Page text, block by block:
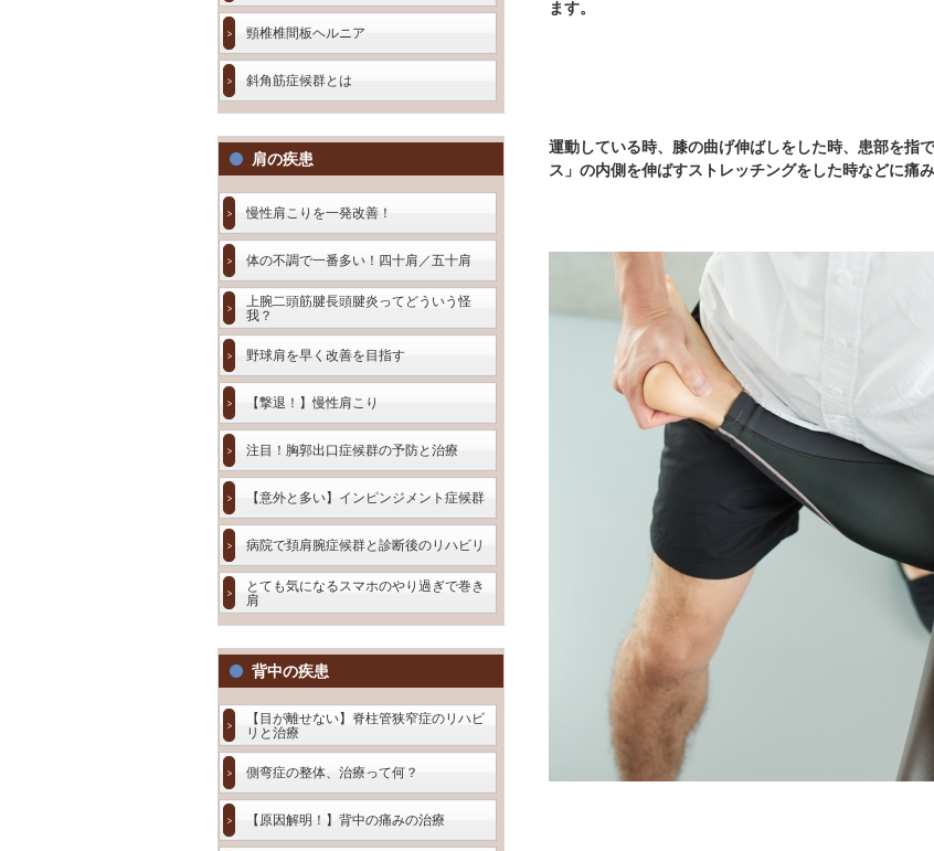
頸椎椎間板ヘルニア
斜角筋症候群とは
肩の疾患
慢性肩こりを一発改善！
体の不調で一番多い！四十肩／五十肩
上腕二頭筋腱長頭腱炎ってどういう怪
我？
野球肩を早く改善を目指す
【撃退！】慢性肩こり
注目！胸郭出口症候群の予防と治療
【意外と多い】インピンジメント症候群
病院で頚肩腕症候群と診断後のリハビリ
とても気になるスマホのやり過ぎで巻き
肩
背中の疾患
【目が離せない】脊柱管狭窄症のリハビ
リと治療
側弯症の整体、治療って何？
【原因解明！】背中の痛みの治療
ます。
運動している時、膝の曲げ伸ばしをした時、患部を指
ス」の内側を伸ばすストレッチングをした時などに痛み